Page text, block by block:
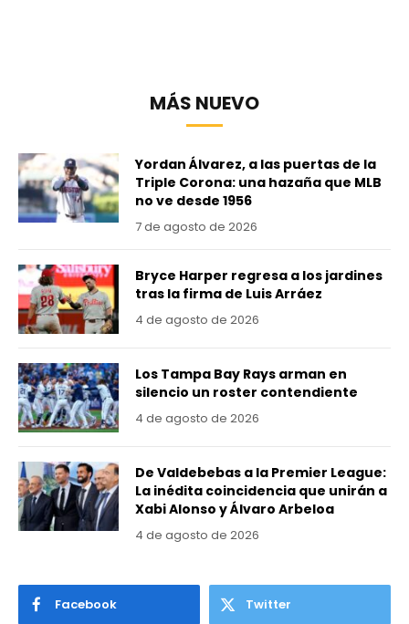
MÁS NUEVO
Yordan Álvarez, a las puertas de la
Triple Corona: una hazaña que MLB
no ve desde 1956
7 de agosto de 2026
Bryce Harper regresa a los jardines
tras la firma de Luis Arráez
4 de agosto de 2026
Los Tampa Bay Rays arman en
silencio un roster contendiente
4 de agosto de 2026
De Valdebebas a la Premier League:
La inédita coincidencia que unirán a
Xabi Alonso y Álvaro Arbeloa
4 de agosto de 2026
Facebook Twitter